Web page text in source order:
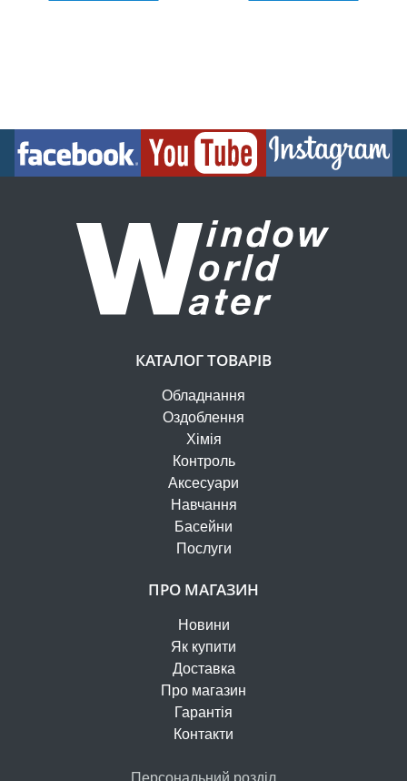
КАТАЛОГ ТОВАРІВ
Обладнання
Оздоблення
Хімія
Контроль
Аксесуари
Навчання
Басейни
Послуги
ПРО МАГАЗИН
Новини
Як купити
Доставка
Про магазин
Гарантія
Контакти